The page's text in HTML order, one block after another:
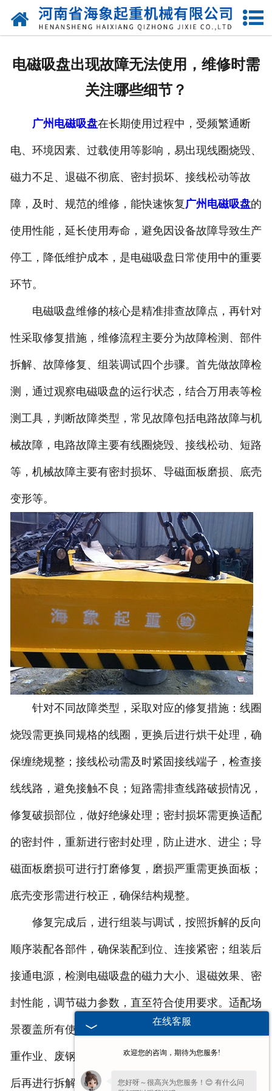
网站首页
厂区一角
案例展示
联系我们
电磁吸盘出现故障无法使用，维修时需
关注哪些细节？
广州电磁吸盘在长期使用过程中，受频繁通断
电、环境因素、过载使用等影响，易出现线圈烧毁、
磁力不足、退磁不彻底、密封损坏、接线松动等故
障，及时、规范的维修，能快速恢复广州电磁吸盘的
使用性能，延长使用寿命，避免因设备故障导致生产
停工，降低维护成本，是电磁吸盘日常使用中的重要
环节。
电磁吸盘维修的核心是精准排查故障点，再针对
性采取修复措施，维修流程主要分为故障检测、部件
拆解、故障修复、组装调试四个步骤。首先做故障检
测，通过观察电磁吸盘的运行状态，结合万用表等检
测工具，判断故障类型，常见故障包括电路故障与机
械故障，电路故障主要有线圈烧毁、接线松动、短路
等，机械故障主要有密封损坏、导磁面板磨损、底壳
变形等。
针对不同故障类型，采取对应的修复措施：线圈
烧毁需更换同规格的线圈，更换后进行烘干处理，确
保缠绕规整；接线松动需及时紧固接线端子，检查接
线线路，避免接触不良；短路需排查线路破损情况，
修复破损部位，做好绝缘处理；密封损坏需更换适配
的密封件，重新进行密封处理，防止进水、进尘；导
磁面板磨损可进行打磨修复，磨损严重需更换面板；
底壳变形需进行校正，确保结构规整。
修复完成后，进行组装与调试，按照拆解的反向
顺序装配各部件，确保装配到位、连接紧密；组装后
接通电源，检测电磁吸盘的磁力大小、退磁效果、密
封性能，调节磁力参数，直至符合使用要求。适配场
景覆盖所有使用电磁吸盘的领域，包括机械加工、起
重作业、废钢处理等。维修过程中需注重安全，断电
后再进行拆解、维修，避免触电；做好部件防护，避
在线客服
欢迎您的咨询，期待为您服务!
您好呀～很高兴为您服务！😊 有什么问